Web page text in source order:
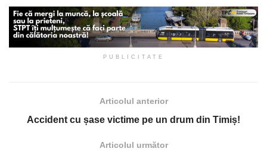
PUBLICITATE
Articolul anterior
Accident cu șase victime pe un drum din Timiș!
Articolul următor